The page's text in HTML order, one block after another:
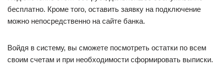
бесплатно. Кроме того, оставить заявку на подключение
можно непосредственно на сайте банка.
Войдя в систему, вы сможете посмотреть остатки по всем
своим счетам и при необходимости сформировать выписки.